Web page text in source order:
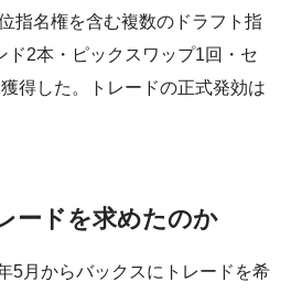
指名権を含む複数のドラフト指
ド2本・ピックスワップ1回・セ
得した。トレードの正式発効は
ードを求めたのか
5月からバックスにトレードを希